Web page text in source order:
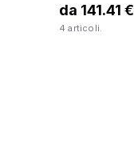
da 141.41 €
4 articoli.